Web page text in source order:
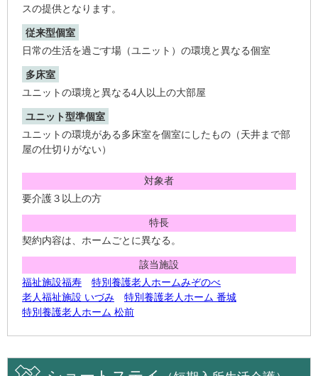
スの提供となります。
従来型個室
日常の生活を過ごす場（ユニット）の環境と異なる個室
多床室
ユニットの環境と異なる4人以上の大部屋
ユニット型準個室
ユニットの環境がある多床室を個室にしたもの（天井まで部
屋の仕切りがない）
対象者
要介護３以上の方
特長
契約内容は、ホームごとに異なる。
該当施設
福祉施設福寿
特別養護老人ホームみぞのべ
老人福祉施設 いづみ
特別養護老人ホーム 番城
特別養護老人ホーム 松前